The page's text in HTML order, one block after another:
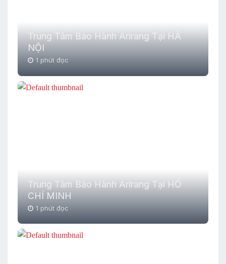
Trung Tâm Bảo Hành Arirang Tại HÀ
NỘI
1 phút đọc
Trung Tâm Bảo Hành Arirang Tại HỒ
CHÍ MINH
1 phút đọc